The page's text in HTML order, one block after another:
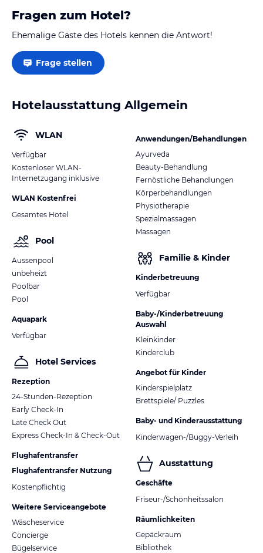
Fragen zum Hotel?
Ehemalige Gäste des Hotels kennen die Antwort!
Frage stellen
Hotelausstattung Allgemein
WLAN
Verfügbar
Kostenloser WLAN-
Internetzugang inklusive
WLAN Kostenfrei
Gesamtes Hotel
Pool
Aussenpool
unbeheizt
Poolbar
Pool
Aquapark
Verfügbar
Hotel Services
Rezeption
24-Stunden-Rezeption
Early Check-In
Late Check Out
Express Check-In & Check-Out
Flughafentransfer
Flughafentransfer Nutzung
Kostenpflichtig
Weitere Serviceangebote
Wäscheservice
Concierge
Bügelservice
Anwendungen/Behandlungen
Ayurveda
Beauty-Behandlung
Fernöstliche Behandlungen
Körperbehandlungen
Physiotherapie
Spezialmassagen
Massagen
Familie & Kinder
Kinderbetreuung
Verfügbar
Baby-/Kinderbetreuung
Auswahl
Kleinkinder
Kinderclub
Angebot für Kinder
Kinderspielplatz
Brettspiele/ Puzzles
Baby- und Kinderausstattung
Kinderwagen-/Buggy-Verleih
Ausstattung
Geschäfte
Friseur-/Schönheitssalon
Räumlichkeiten
Gepäckraum
Bibliothek